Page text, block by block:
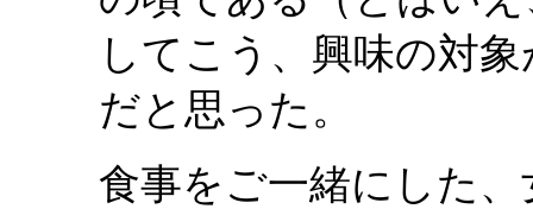
してこう、興味の対
だと思った。
食事をご一緒にした